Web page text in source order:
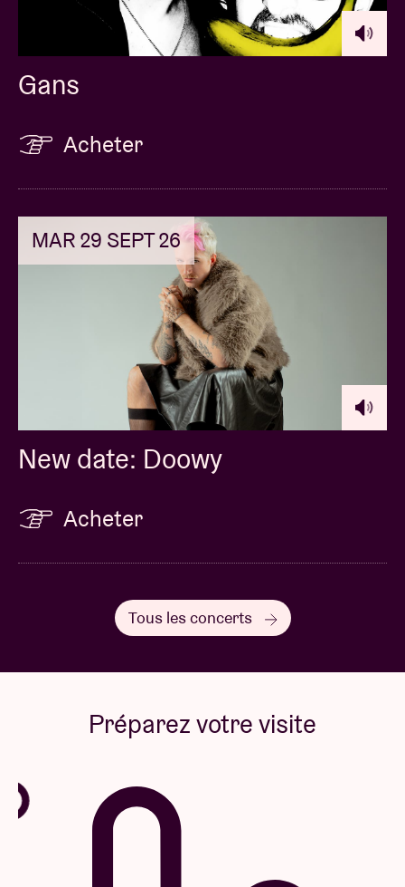
Gans
Acheter
MAR 29 SEPT 26
New date: Doowy
Acheter
Tous les concerts
Préparez votre visite